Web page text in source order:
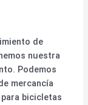
de
nuestra
Podemos
mercancía
bicicletas